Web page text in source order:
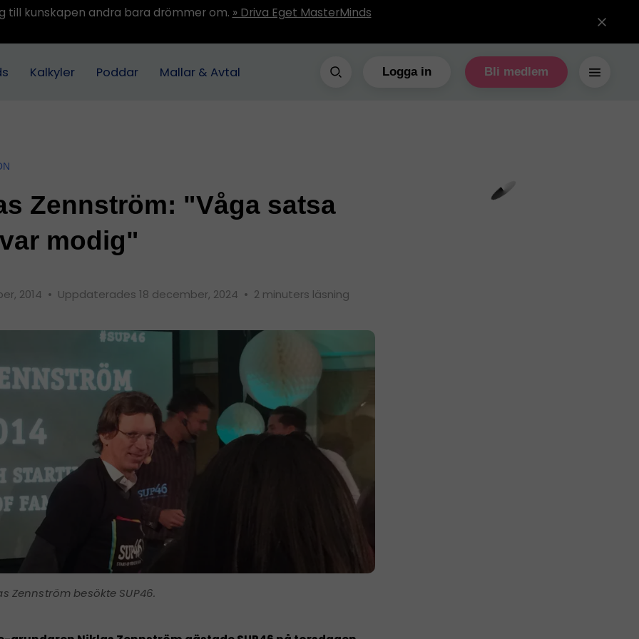
till kunskapen andra bara drömmer om. » Driva Eget MasterMinds
Kalkyler Poddar Mallar & Avtal Logga in Bli medlem
Zennström: "Våga satsa
modig"
2014 • Uppdaterades 18 december, 2024 • 2 minuters läsning
Zennström besökte SUP46.